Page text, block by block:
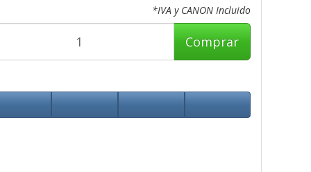
*IVA y CANON Incluido
Comprar